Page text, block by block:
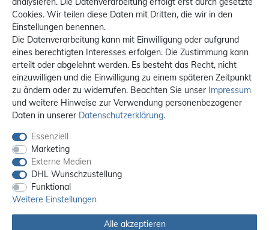
Cookies. Wir teilen diese Daten mit Dritten, die wir in den
Einstellungen benennen.
Die Datenverarbeitung kann mit Einwilligung oder aufgrund
eines berechtigten Interesses erfolgen. Die Zustimmung kann
erteilt oder abgelehnt werden. Es besteht das Recht, nicht
einzuwilligen und die Einwilligung zu einem späteren Zeitpunkt
zu ändern oder zu widerrufen. Beachten Sie unser Impressum
und weitere Hinweise zur Verwendung personenbezogener
Daten in unserer Daten­schutz­erklärung.
Essenziell
Marketing
Externe Medien
DHL Wunschzustellung
Funktional
Weitere Einstellungen
Alle akzeptieren